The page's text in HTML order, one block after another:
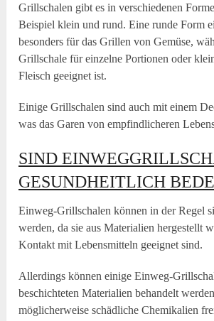
Grillschalen gibt es in verschiedenen
Beispiel klein und rund. Eine runde Form
besonders für das Grillen von Gemüse,
Grillschale für einzelne Portionen oder
Fleisch geeignet ist.
Einige Grillschalen sind auch mit einem
was das Garen von empfindlicheren
SIND
GESUNDHEITLICH
Einweg-Grillschalen können in der Regel
werden, da sie aus Materialien hergestellt
Kontakt mit Lebensmitteln geeignet sind.
Allerdings können einige Einweg-
beschichteten Materialien behandelt
möglicherweise schädliche Chemikalien